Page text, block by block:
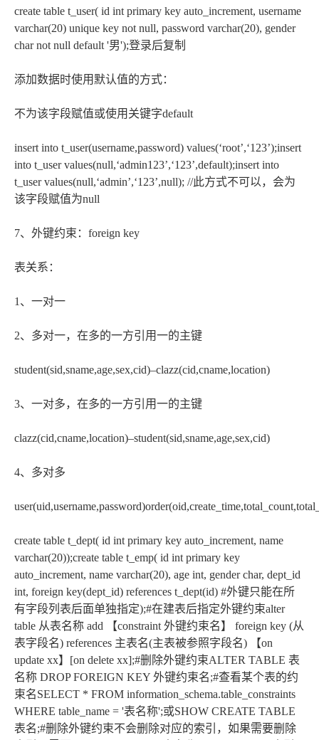
create table t_user( id int primary key auto_increment, username
varchar(20) unique key not null, password varchar(20), gender
char not null default '男');登录后复制
添加数据时使用默认值的方式：
不为该字段赋值或使用关键字default
insert into t_user(username,password) values(‘root’,‘123’);insert
into t_user values(null,‘admin123’,‘123’,default);insert into
t_user values(null,‘admin’,‘123’,null); //此方式不可以，会为
该字段赋值为null
7、外键约束：foreign key
表关系：
1、一对一
2、多对一，在多的一方引用一的主键
student(sid,sname,age,sex,cid)–clazz(cid,cname,location)
3、一对多，在多的一方引用一的主键
clazz(cid,cname,location)–student(sid,sname,age,sex,cid)
4、多对多
create table t_dept( id int primary key auto_increment, name
varchar(20));create table t_emp( id int primary key
auto_increment, name varchar(20), age int, gender char, dept_id
int, foreign key(dept_id) references t_dept(id) #外键只能在所
有字段列表后面单独指定);#在建表后指定外键约束alter
table 从表名称 add 【constraint 外键约束名】 foreign key (从
表字段名) references 主表名(主表被参照字段名) 【on
update xx】[on delete xx];#删除外键约束ALTER TABLE 表
名称 DROP FOREIGN KEY 外键约束名;#查看某个表的约
束名SELECT * FROM information_schema.table_constraints
WHERE table_name = '表名称';或SHOW CREATE TABLE
表名;#删除外键约束不会删除对应的索引，如果需要删除